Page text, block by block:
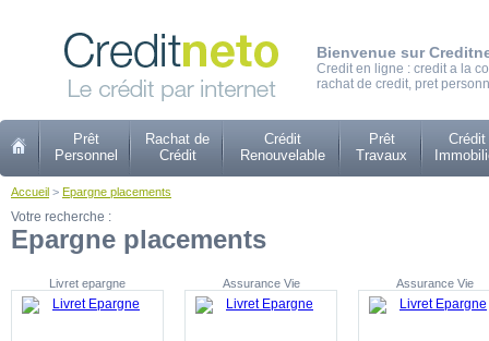
Bienvenue sur
Credit en ligne : credit a la
rachat de credit, pret
Prêt
Personnel
Rachat de
Crédit
Crédit
Renouvelable
Prêt
Travaux
Crédit
Accueil > Epargne placements
Votre recherche :
Epargne placements
Livret epargne Assurance Vie Assurance Vie